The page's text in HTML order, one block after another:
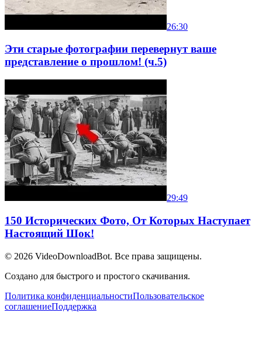
26:30
Эти старые фотографии перевернут ваше
представление о прошлом! (ч.5)
29:49
150 Исторических Фото, От Которых Наступает
Настоящий Шок!
© 2026 VideoDownloadBot. Все права защищены.
Создано для быстрого и простого скачивания.
Политика конфиденциальностиПользовательское
соглашениеПоддержка